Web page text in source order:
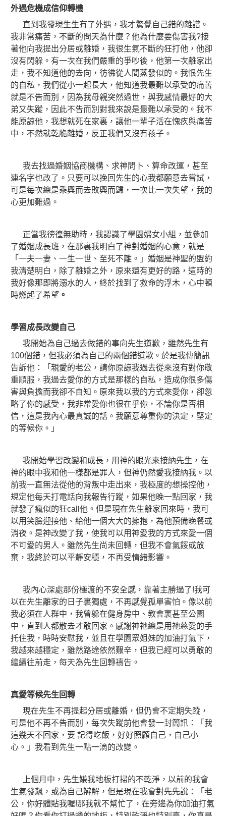
外遇危機成信仰轉機
直到我發現生生有了外遇，我才驚覺自己錯的離譜。
我非常痛苦，不斷的問天為什麼？他為什麼要傷害我?接
著他向我提出分居或離婚，我很生氣不斷的狂打他，他卻
沒有閃躲。有一次在我們嚴重的爭吵後，他第一次離家出
走，我不知道他的去向，彷彿從人間蒸發似的。我恨先生
的自私，我們從小一起長大，他知道我最難以承受的痛苦
就是不告而別，因為我母親突然過世，與我感情最好的大
弟又失蹤，因此不告而別對我來說是最難以承受的。我不
能原諒他，我想就死在家裏，讓他一輩子活在愧疚與痛苦
中，不然就乾脆離婚，反正我們又沒有孩子。
我去找過婚姻協商機構、求神問卜、算命改運，甚至
連名字也改了。只要可以挽回先生的心我都願意去嘗試，
可是每次總是乘興而去敗興而歸，一次比一次失望，我的
心更加難過。
正當我徬徨無助時，我認識了學園婦女小組，並參加
了婚姻成長班，在那裏我明白了神對婚姻的心意，就是
「一夫一妻、一生一世、至死不離。」婚姻是神聖的盟約
我清楚明白，除了離婚之外，原來還有更好的路，這時的
我好像那即將溺水的人，終於找到了救命的浮木，心中頓
時燃起了希望 。
學習成長改變自己
我開始為自己過去做錯的事向先生道歉，雖然先生有
100個錯，但我必須為自己的兩個錯道歉。於是我傳簡訊
告訴他：「親愛的老公，請你原諒我過去從來沒有對你敬
重順服，我過去愛你的方式是那樣的自私，造成你很多傷
害與負擔而我卻不自知。原來我以我的方式來愛你，卻忽
略了你的感受，我非常愛你也很在乎你，不論你是否相
信，這是我內心最真誠的話。我願意尊重你的決定，堅定
的等候你。」
我開始學習改變和成長，用神的眼光來接納先生，在
神的眼中我和他一樣都是罪人，但神仍然愛我接納我。以
前我一直無法從他的背叛中走出來，我極度的想操控他，
規定他每天打電話向我報告行蹤，如果他晚一點回家，我
就發了瘋似的狂call他。但是現在先生離家回來時，我可
以用笑臉迎接他、給他一個大大的擁抱，為他預備晚餐或
消夜。是神改變了我，使我可以用神愛我的方式來愛一個
不可愛的男人。雖然先生尚未回轉，但我不會氣餒或放
棄，我終於可以平靜安穩，不再受情緒影響。
我內心深處那份極渡的不安全感，靠著主勝過了!我可
以在先生離家的日子裏獨處，不再感覺孤單害怕。像以前
我必須在人群中，我曾躲在健身房中、教會裏甚至公園
中，直到人都散去才敢回家。感謝神祂總是用祂慈愛的手
托住我，時時安慰我，並且在學園眾姐妹的加油打氣下，
我越來越穩定，雖然路途依然艱辛，但我已經可以勇敢的
繼續往前走，每天為先生回轉禱告。
真愛等候先生回轉
現在先生不再提起分居或離婚，但仍會不定期失蹤，
可是他不再不告而別，每次失蹤前他會發一封簡訊：「我
這幾天不回家，要 記得吃飯，好好照顧自己，自己小
心。」我看到先生一點一滴的改變。
上個月中，先生嫌我地板打掃的不乾淨，以前的我會
生氣發飆，或為自己辯解，但是現在我會對先先說：「老
公，你好體貼我喔!那我就不幫忙了，在旁邊為你加油打氣